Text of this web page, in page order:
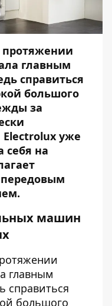
главным
справиться
большого
за
уже
себя на
машин
главным
справиться
большого